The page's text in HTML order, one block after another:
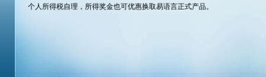
个人所得税自理，所得奖金也可优惠换取易语言正式产品。